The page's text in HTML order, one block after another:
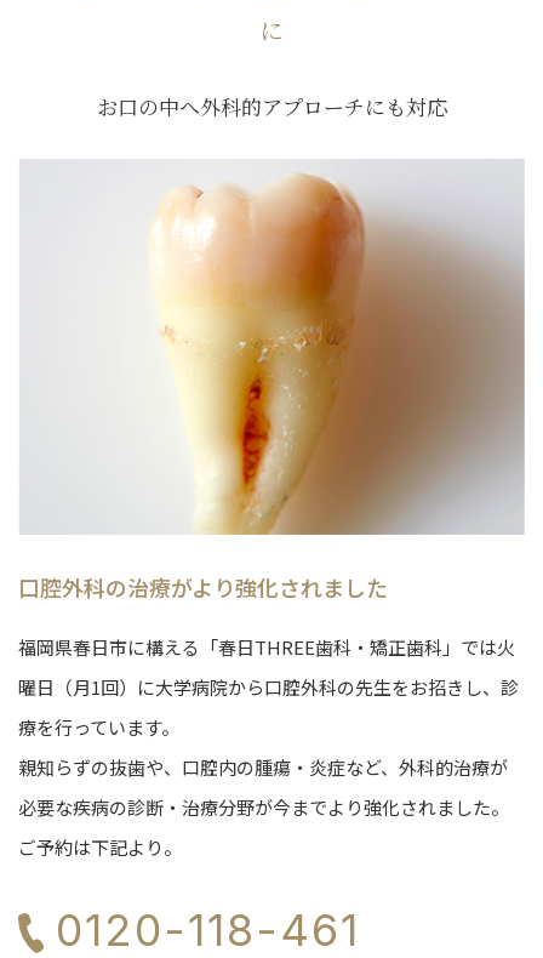
に
お口の中へ外科的アプローチにも対応
口腔外科の治療がより強化されました
福岡県春日市に構える「春日THREE歯科・矯正歯科」では火
曜日（月1回）に大学病院から口腔外科の先生をお招きし、診
療を行っています。
親知らずの抜歯や、口腔内の腫瘍・炎症など、外科的治療が
必要な疾病の診断・治療分野が今までより強化されました。
ご予約は下記より。
0120-118-461